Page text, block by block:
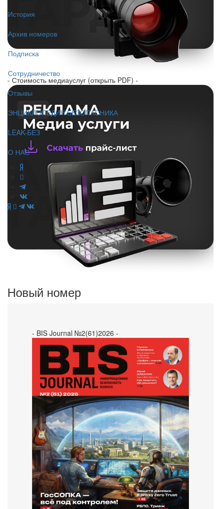
История
Архив номеров
Подписка
Сотрудничество
Отзывы
ЭНЦИКЛОПЕДИЯ БЕЗОПАСНИКА
LEAK-БЕЗ
О НАС
- Стоимость медиауслуг (открыть PDF) -
Новый номер
- BIS Journal №2(61)2026 -